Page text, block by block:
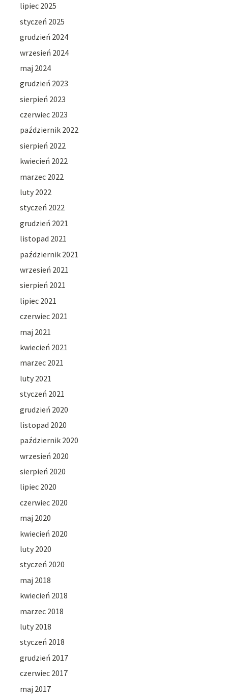
lipiec 2025
styczeń 2025
grudzień 2024
wrzesień 2024
maj 2024
grudzień 2023
sierpień 2023
czerwiec 2023
październik 2022
sierpień 2022
kwiecień 2022
marzec 2022
luty 2022
styczeń 2022
grudzień 2021
listopad 2021
październik 2021
wrzesień 2021
sierpień 2021
lipiec 2021
czerwiec 2021
maj 2021
kwiecień 2021
marzec 2021
luty 2021
styczeń 2021
grudzień 2020
listopad 2020
październik 2020
wrzesień 2020
sierpień 2020
lipiec 2020
czerwiec 2020
maj 2020
kwiecień 2020
luty 2020
styczeń 2020
maj 2018
kwiecień 2018
marzec 2018
luty 2018
styczeń 2018
grudzień 2017
czerwiec 2017
maj 2017